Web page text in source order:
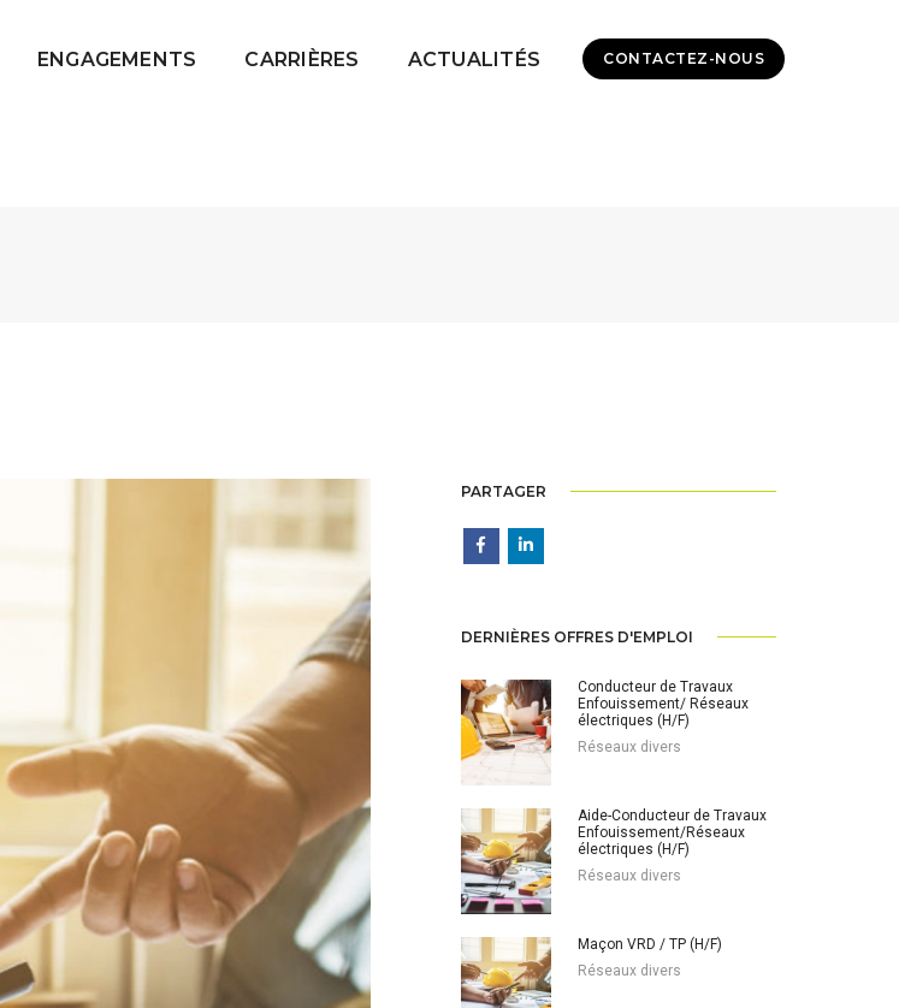
ENGAGEMENTS CARRIÈRES ACTUALITÉS CONTACTEZ-NOUS
PARTAGER
DERNIÈRES OFFRES D'EMPLOI
Conducteur de Travaux
Enfouissement/ Réseaux
électriques (H/F)
Réseaux divers
Aide-Conducteur de Travaux
Enfouissement/Réseaux
électriques (H/F)
Réseaux divers
Maçon VRD / TP (H/F)
Réseaux divers